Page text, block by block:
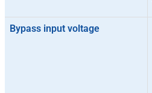
Bypass input voltage